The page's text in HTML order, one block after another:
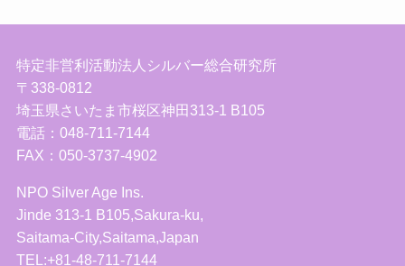
特定非営利活動法人シルバー総合研究所
〒338-0812
埼玉県さいたま市桜区神田313-1 B105
電話：048-711-7144
FAX：050-3737-4902
NPO Silver Age Ins.
Jinde 313-1 B105,Sakura-ku,
Saitama-City,Saitama,Japan
TEL:+81-48-711-7144